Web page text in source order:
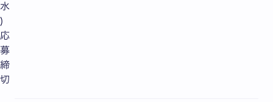
水
)
応
募
締
切